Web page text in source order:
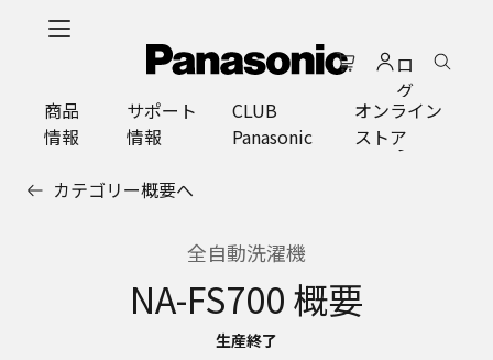
ロ
グ
イ
ン
商品
情報
サポート
情報
CLUB
Panasonic
オンライン
ストア
カテゴリー概要へ
全自動洗濯機
NA-FS700 概要
生産終了